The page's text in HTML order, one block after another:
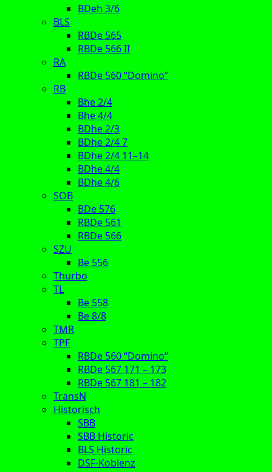
BDeh 3/6
BLS
RBDe 565
RBDe 566 II
RA
RBDe 560 “Domino”
RB
Bhe 2/4
Bhe 4/4
BDhe 2/3
BDhe 2/4 7
BDhe 2/4 11–14
BDhe 4/4
BDhe 4/6
SOB
BDe 576
RBDe 561
RBDe 566
SZU
Be 556
Thurbo
TL
Be 558
Be 8/8
TMR
TPF
RBDe 560 “Domino”
RBDe 567 171 – 173
RBDe 567 181 – 182
TransN
Historisch
SBB
SBB Historic
BLS Historic
DSF-Koblenz